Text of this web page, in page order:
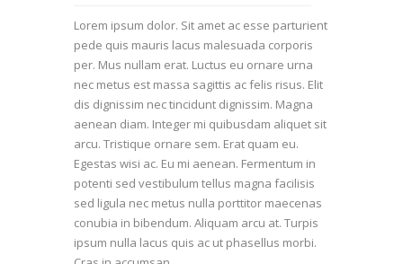
Lorem ipsum dolor. Sit amet ac esse parturient
pede quis mauris lacus malesuada corporis
per. Mus nullam erat. Luctus eu ornare urna
nec metus est massa sagittis ac felis risus. Elit
dis dignissim nec tincidunt dignissim. Magna
aenean diam. Integer mi quibusdam aliquet sit
arcu. Tristique ornare sem. Erat quam eu.
Egestas wisi ac. Eu mi aenean. Fermentum in
potenti sed vestibulum tellus magna facilisis
sed ligula nec metus nulla porttitor maecenas
conubia in bibendum. Aliquam arcu at. Turpis
ipsum nulla lacus quis ac ut phasellus morbi.